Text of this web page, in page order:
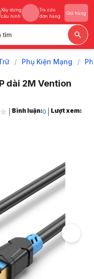
Xây dựng
cấu hình
Tra cứu
đơn hàng
Giỏ hàng
tìm
Xây dựng
Tra cứu
/ Phụ Kiện Mạng /
dài 2M Vention
IBLBH
IBLBH
66.000 VND (-40%)
/ tháng
/ tháng
Bình luận:0
Lượt xem: